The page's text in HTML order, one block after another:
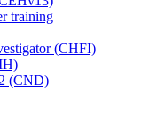
training
(CHFI)
(CND)